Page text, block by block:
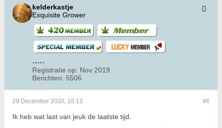
kelderkastje
Exquisite Grower
Registratie op: Nov 2019
Berichten: 5506
#6
29 December 2020, 18:13
Ik heb wat last van jeuk de laatste tijd.